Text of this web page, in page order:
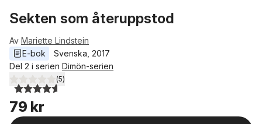
Sekten som återuppstod
Av Mariette Lindstein
E-bok
Svenska 2017
Del 2 i serien Dimön-serien
4,6utav 5 stjärnor. Totalt antal röster:
(5)
79 kr